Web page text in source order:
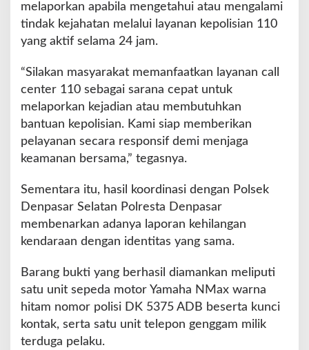
melaporkan apabila mengetahui atau mengalami
tindak kejahatan melalui layanan kepolisian 110
yang aktif selama 24 jam.
“Silakan masyarakat memanfaatkan layanan call
center 110 sebagai sarana cepat untuk
melaporkan kejadian atau membutuhkan
bantuan kepolisian. Kami siap memberikan
pelayanan secara responsif demi menjaga
keamanan bersama,” tegasnya.
Sementara itu, hasil koordinasi dengan Polsek
Denpasar Selatan Polresta Denpasar
membenarkan adanya laporan kehilangan
kendaraan dengan identitas yang sama.
Barang bukti yang berhasil diamankan meliputi
satu unit sepeda motor Yamaha NMax warna
hitam nomor polisi DK 5375 ADB beserta kunci
kontak, serta satu unit telepon genggam milik
terduga pelaku.